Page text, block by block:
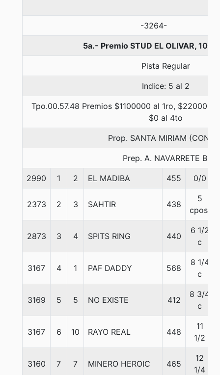
-3264-
5a.- Premio STUD EL OLIVAR,
Pista Regular
Indice: 5 al 2
Tpo.00.57.48 Premios $1100000 al 1ro, $220000
$0 al 4to
Prop. SANTA MIRIAM
Prep. A. NAVARRETE B.
2990 1 2 EL MADIBA 455 0/0
2373 2 3 SAHTIR 438
5
cpos.
2873 3 4 SPITS RING 440
6 1/2
c
3167 4 1 PAF DADDY 568
8 1/4
c
3169 5 5 NO EXISTE 412
8 3/4
c
3167 6 10 RAYO REAL 448
11
1/2
3160 7 7 MINERO HEROIC 465
12
1/4